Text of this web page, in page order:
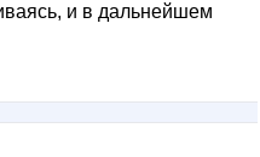
и в дальнейшем